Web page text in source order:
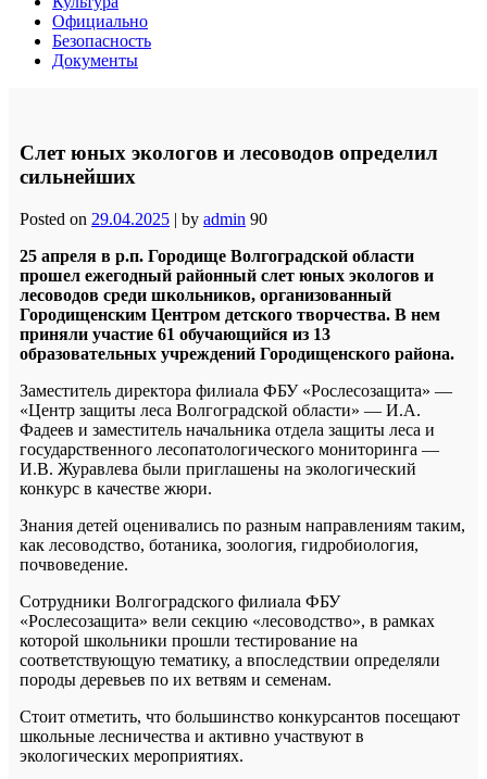
Официально
Безопасность
Документы
Слет юных экологов и лесоводов определил
сильнейших
Posted on 29.04.2025 | by admin 90
25 апреля в р.п. Городище Волгоградской области
прошел ежегодный районный слет юных экологов и
лесоводов среди школьников, организованный
Городищенским Центром детского творчества. В нем
приняли участие 61 обучающийся из 13
образовательных учреждений Городищенского района.
Заместитель директора филиала ФБУ «Рослесозащита» —
«Центр защиты леса Волгоградской области» — И.А.
Фадеев и заместитель начальника отдела защиты леса и
государственного лесопатологического мониторинга —
И.В. Журавлева были приглашены на экологический
конкурс в качестве жюри.
Знания детей оценивались по разным направлениям таким,
как лесоводство, ботаника, зоология, гидробиология,
почвоведение.
Сотрудники Волгоградского филиала ФБУ
«Рослесозащита» вели секцию «лесоводство», в рамках
которой школьники прошли тестирование на
соответствующую тематику, а впоследствии определяли
породы деревьев по их ветвям и семенам.
Стоит отметить, что большинство конкурсантов посещают
школьные лесничества и активно участвуют в
экологических мероприятиях.